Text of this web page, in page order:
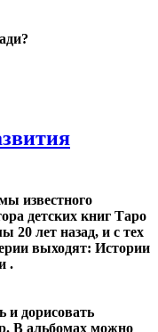
известного
детских книг Таро
20 лет назад, и с тех
выходят: Истории
.
и дорисовать
В альбомах можно